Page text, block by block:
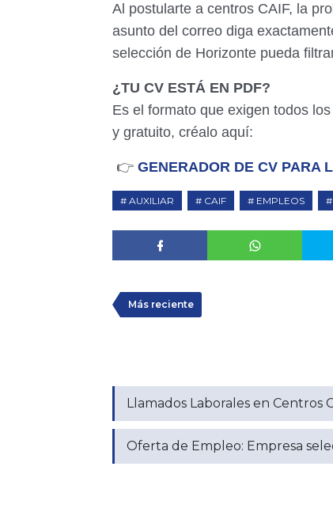
Al postularte a centros CAIF, la
asunto del correo diga
selección de Horizonte pueda
¿TU CV ESTÁ EN PDF?
Es el formato que exigen todos
y gratuito, créalo aquí:
👉 GENERADOR DE CV PARA
AUXILIAR CAIF EMPLEOS
Más reciente
Llamados Laborales en Centros
Oferta de Empleo: Empresa